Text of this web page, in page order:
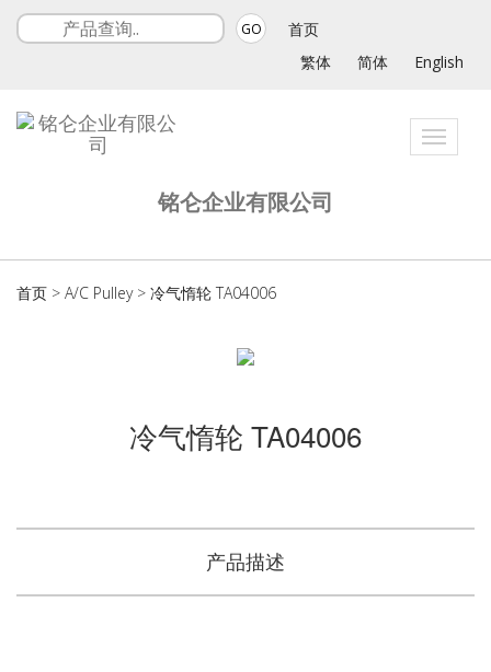
GO
首页
繁体
简体 English
Toggle
铭仑企业有限公司
首页 > A/C Pulley> 冷气惰轮 TA04006
冷气惰轮 TA04006
产品描述